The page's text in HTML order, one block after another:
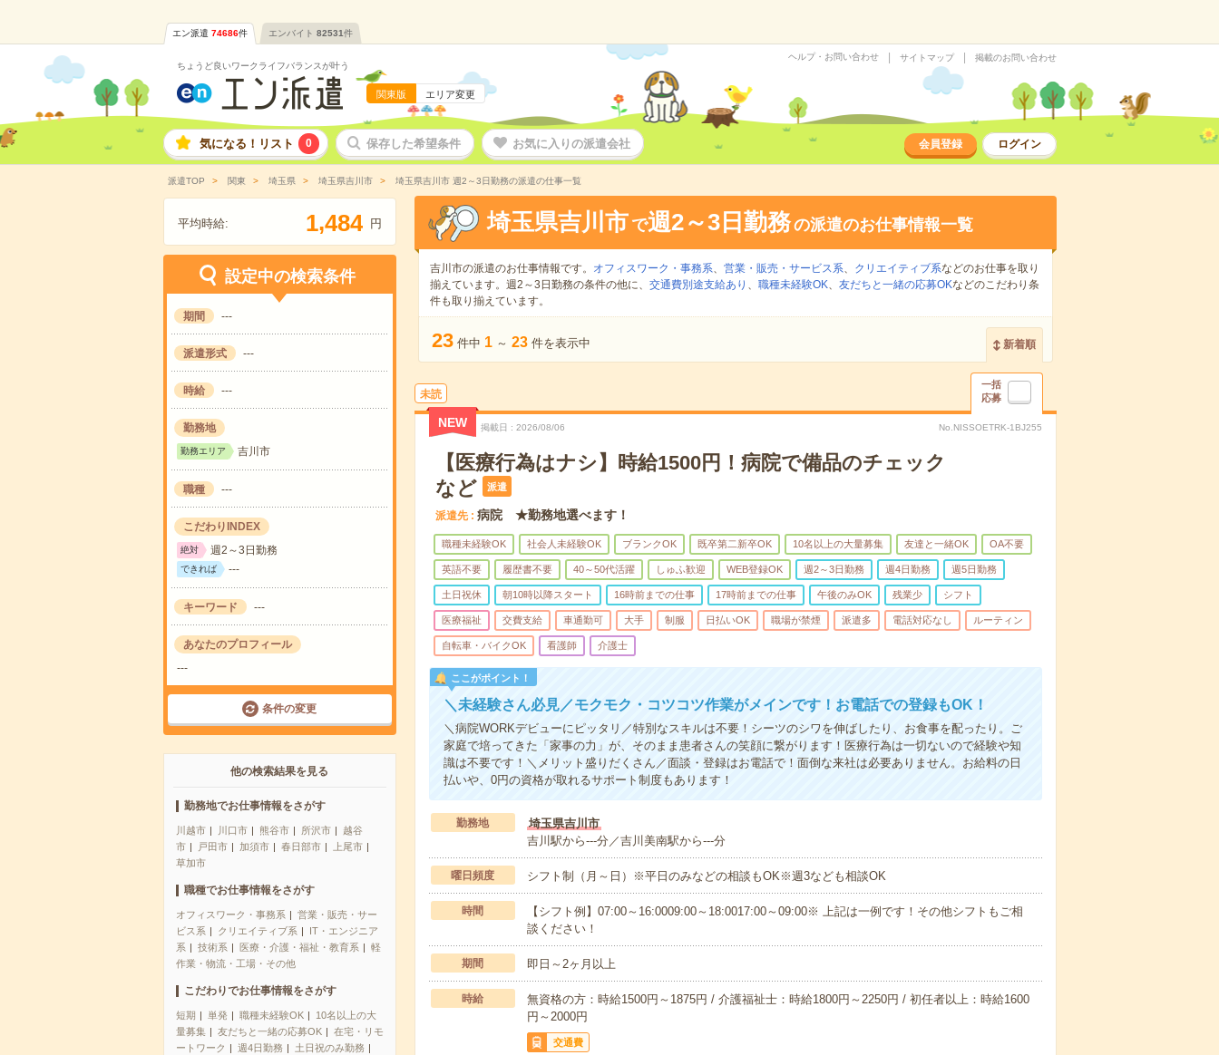
エン派遣 74686件 エンバイト 82531件
ちょうど良いワークライフバランスが叶う
関東版 エリア変更
ヘルプ・お問い合わせ サイトマップ 掲載のお問い合わせ
気になる！リスト 0 保存した希望条件 お気に入りの派遣会社 会員登録 ログイン
派遣TOP 関東 埼玉県 埼玉県吉川市 埼玉県吉川市 週2～3日勤務の派遣の仕事一覧
平均時給: 1,484 円
設定中の検索条件
期間 ---
派遣形式 ---
時給 ---
勤務地
勤務エリア 吉川市
職種 ---
こだわりINDEX
絶対 週2～3日勤務
できれば ---
キーワード ---
あなたのプロフィール
---
条件の変更
他の検索結果を見る
勤務地でお仕事情報をさがす
川越市 川口市 熊谷市 所沢市
越谷
市
戸田市 加須市 春日部市
上尾市
草加市
職種でお仕事情報をさがす
オフィスワーク・事務系
営業・販売・サー
ビス系
クリエイティブ系
IT・エンジニア
系
技術系 医療・介護・福祉・教育系
軽
作業・物流・工場・その他
こだわりでお仕事情報をさがす
短期 単発 職種未経験OK
10名以上の大
量募集
友だちと一緒の応募OK
在宅・リモ
ートワーク
週4日勤務
土日祝のみ勤務
埼玉県吉川市 で週2～3日勤務の派遣のお仕事情報一覧
吉川市の派遣のお仕事情報です。 オフィスワーク・事務系、 営業・販売・サービス系、 クリエイティブ系などのお仕事を取り
揃えています。週2～3日勤務の条件の他に、 交通費別途支給あり 、 職種未経験OK、 友だちと一緒の応募OKなどのこだわり条
件も取り揃えています。
23 件中 1 ～ 23 件を表示中 新着順
未読
一括
応募
NEW 掲載日 2026/08/06 No.NISSOETRK-1BJ255
【医療行為はナシ】時給1500円！病院で備品のチェック
など
派遣
派遣先 病院 ★勤務地選べます！
職種未経験OK 社会人未経験OK ブランクOK 既卒第二新卒OK 10名以上の大量募集 友達と一緒OK OA不要
英語不要 履歴書不要 40～50代活躍 しゅふ歓迎 WEB登録OK 週2～3日勤務 週4日勤務 週5日勤務
土日祝休 朝10時以降スタート 16時前までの仕事 17時前までの仕事 午後のみOK 残業少 シフト
医療福祉 交費支給 車通勤可 大手 制服 日払いOK 職場が禁煙 派遣多 電話対応なし ルーティン
自転車・バイクOK 看護師 介護士
ここがポイント！
＼未経験さん必見／モクモク・コツコツ作業がメインです！お電話での登録もOK！
＼病院WORKデビューにピッタリ／特別なスキルは不要！シーツのシワを伸ばしたり、お食事を配ったり。ご
家庭で培ってきた「家事の力」が、そのまま患者さんの笑顔に繋がります！医療行為は一切ないので経験や知
識は不要です！＼メリット盛りだくさん／面談・登録はお電話で！面倒な来社は必要ありません。お給料の日
払いや、0円の資格が取れるサポート制度もあります！
勤務地
埼玉県吉川市
吉川駅から---分／吉川美南駅から---分
曜日頻度 シフト制（月～日）※平日のみなどの相談もOK※週3なども相談OK
時間
【シフト例】07:00～16:0009:00～18:0017:00～09:00※ 上記は一例です！その他シフトもご相
談ください！
期間 即日～2ヶ月以上
時給
無資格の方：時給1500円～1875円 / 介護福祉士：時給1800円～2250円 / 初任者以上：時給1600
円～2000円
交通費